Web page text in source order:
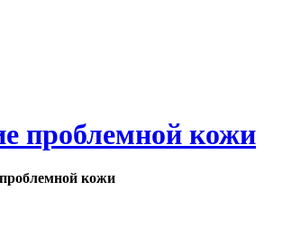
проблемной кожи
кожи